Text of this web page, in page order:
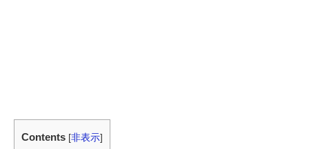
Contents [非表示]